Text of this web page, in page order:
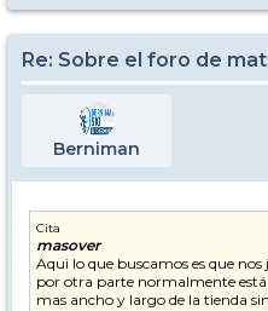
botas.
Re: Sobre el foro de
Berniman
Cita
masover
Aqui lo que buscamos es que
por otra parte normalmente
mas ancho y largo de la tienda